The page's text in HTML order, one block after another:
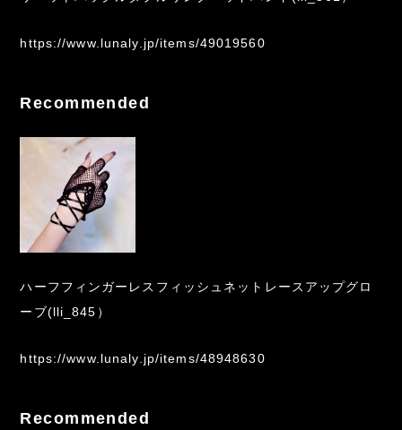
https://www.lunaly.jp/items/49019560
Recommended
ハーフフィンガーレスフィッシュネットレースアップグロ
ーブ(lli_845）
https://www.lunaly.jp/items/48948630
Recommended